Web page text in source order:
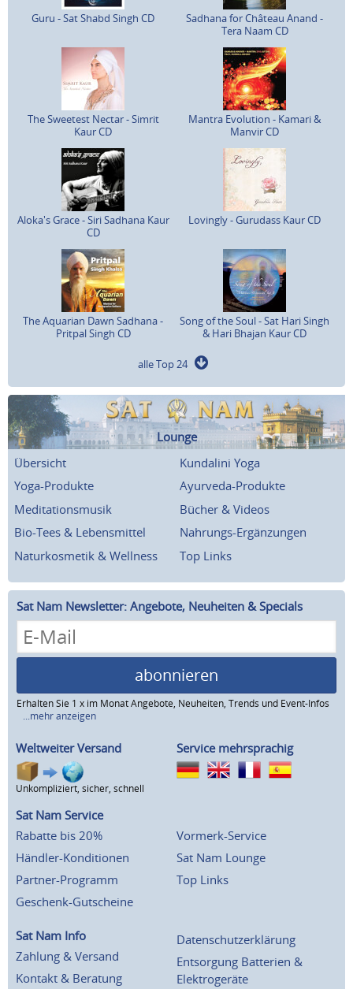
Guru - Sat Shabd Singh CD
Sadhana for Château Anand -
Tera Naam CD
The Sweetest Nectar - Simrit
Kaur CD
Mantra Evolution - Kamari &
Manvir CD
Aloka's Grace - Siri Sadhana Kaur
CD
Lovingly - Gurudass Kaur CD
The Aquarian Dawn Sadhana -
Pritpal Singh CD
Song of the Soul - Sat Hari Singh
& Hari Bhajan Kaur CD
alle Top 24
Lounge
Übersicht
Kundalini Yoga
Yoga-Produkte
Ayurveda-Produkte
Meditationsmusik
Bücher & Videos
Bio-Tees & Lebensmittel
Nahrungs-Ergänzungen
Naturkosmetik & Wellness
Top Links
Sat Nam Newsletter: Angebote, Neuheiten & Specials
abonnieren
Erhalten Sie 1 x im Monat Angebote, Neuheiten, Trends und Event-Infos
...mehr anzeigen
Weltweiter Versand
Unkompliziert, sicher, schnell
Service mehrsprachig
Sat Nam Service
Rabatte bis 20%
Händler-Konditionen
Partner-Programm
Geschenk-Gutscheine
Vormerk-Service
Sat Nam Lounge
Top Links
Sat Nam Info
Zahlung & Versand
Kontakt & Beratung
Datenschutzerklärung
Entsorgung Batterien &
Elektrogeräte